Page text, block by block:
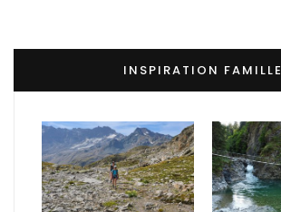
INSPIRATION FAMILLE